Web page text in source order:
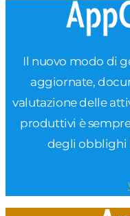
Il nuovo modo di
aggiornate,
valutazione delle
produttivi è
degli obblighi